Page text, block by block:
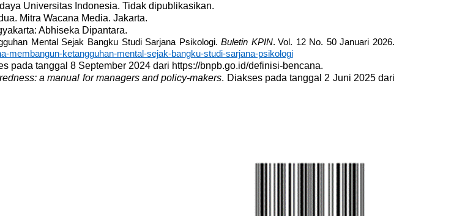
Universitas Indonesia. Tidak dipublikasikan.
Mitra Wacana Media. Jakarta.
Abhiseka Dipantara.
Mental Sejak Bangku Studi Sarjana Psikologi.Buletin KPIN. Vol. 12 No. 50 Januari 2026.
membangun-ketangguhan-mental-sejak-bangku-studi-sarjana-psikologi
pada tanggal 8 September 2024 dari https://bnpb.go.id/definisi-bencana.
a manual for managers and policy-makers. Diakses pada tanggal 2 Juni 2025 dari